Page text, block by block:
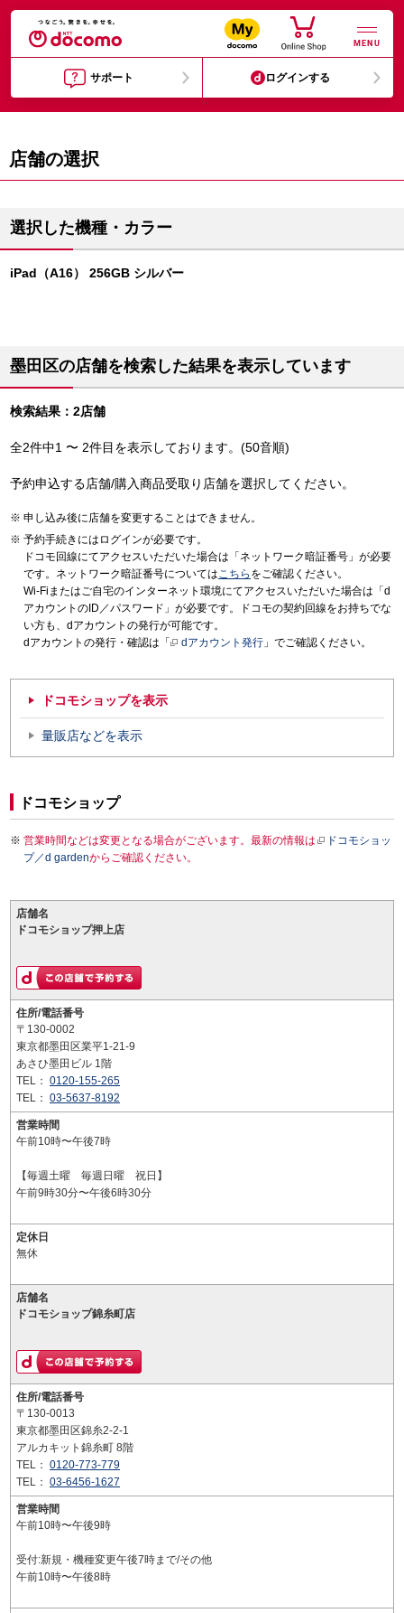
MENU
サポート ログインする
店舗の選択
選択した機種・カラー
iPad（A16） 256GB シルバー
墨田区の店舗を検索した結果を表示しています
検索結果：2店舗
全2件中1 〜 2件目を表示しております。(50音順)
予約申込する店舗/購入商品受取り店舗を選択してください。
申し込み後に店舗を変更することはできません。
予約手続きにはログインが必要です。
ドコモ回線にてアクセスいただいた場合は「ネットワーク暗証番号」が必要
です。ネットワーク暗証番号についてはこちら をご確認ください。
Wi-Fiまたはご自宅のインターネット環境にてアクセスいただいた場合は「d
アカウントのID／パスワード」が必要です。ドコモの契約回線をお持ちでな
い方も、dアカウントの発行が可能です。
dアカウントの発行・確認は「
dアカウント発行 」でご確認ください。
ドコモショップを表示
量販店などを表示
ドコモショップ
営業時間などは変更となる場合がございます。最新の情報は
ドコモショッ
プ／d gardenからご確認ください。
店舗名
ドコモショップ押上店
住所/電話番号
〒130-0002
東京都墨田区業平1-21-9
あさひ墨田ビル 1階
TEL： 0120-155-265
TEL： 03-5637-8192
営業時間
午前10時〜午後7時
【毎週土曜 毎週日曜 祝日】
午前9時30分〜午後6時30分
定休日
無休
店舗名
ドコモショップ錦糸町店
住所/電話番号
〒130-0013
東京都墨田区錦糸2-2-1
アルカキット錦糸町 8階
TEL： 0120-773-779
TEL： 03-6456-1627
営業時間
午前10時〜午後9時
受付:新規・機種変更午後7時まで/その他
午前10時〜午後8時